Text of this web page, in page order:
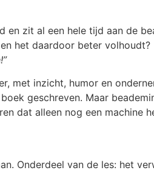
zit al een hele tijd aan de
het daardoor beter volhoudt?
inzicht, humor en
geschreven. Maar
dat alleen nog een machine
Onderdeel van de les: het